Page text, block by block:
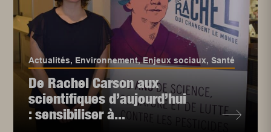
Actualités, Environnement,Enjeux sociaux,Santé
De Rachel Carson aux
scientifiques d’aujourd’hui
: sensibiliser à...